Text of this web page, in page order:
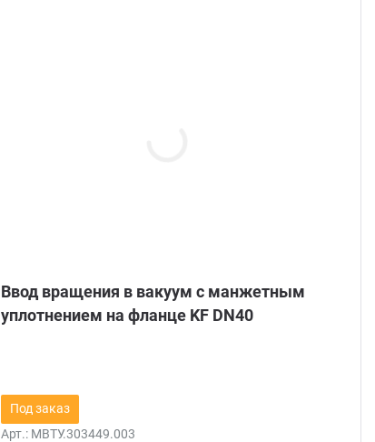
Ввод вращения в вакуум с манжетным
уплотнением на фланце KF DN40
Под заказ
Арт.: МВТУ.303449.003